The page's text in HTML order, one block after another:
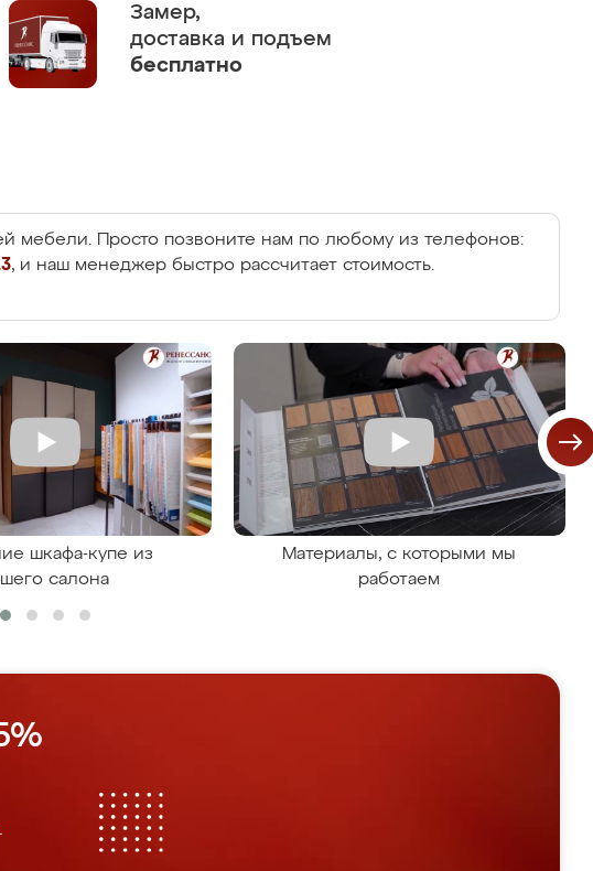
Замер,
доставка и подъем
бесплатно
мебели. Просто позвоните нам по любому из телефонов:
, и наш менеджер быстро рассчитает стоимость.
шкафа-купе из
салона
Материалы, с которыми мы
работаем